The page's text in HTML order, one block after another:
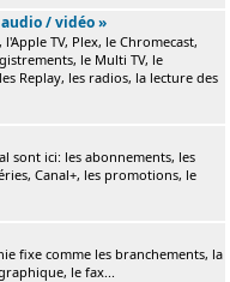
/ vidéo »
TV, Plex, le Chromecast,
le Multi TV, le
Replay, les radios, la lecture des
sont ici: les abonnements, les
Canal+, les promotions, le
fixe comme les branchements, la
le fax...